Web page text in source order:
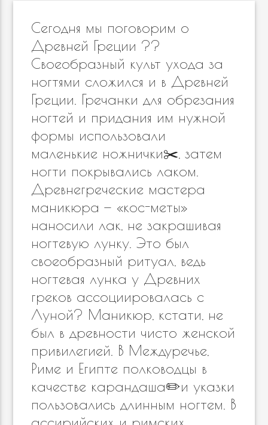
Сегодня мы поговорим о
Древней Греции ??
Своеобразный культ ухода за
ногтями сложился и в Древней
Греции. Гречанки для обрезания
ногтей и придания им нужной
формы использовали
маленькие ножнички✂️, затем
ногти покрывались лаком.
Древнегреческие мастера
маникюра — «кос-меты»
наносили лак, не закрашивая
ногтевую лунку. Это был
своеобразный ритуал, ведь
ногтевая лунка у Древних
греков ассоциировалась с
Луной? Маникюр, кстати, не
был в древности чисто женской
привилегией. В Междуречье,
Риме и Египте полководцы в
качестве карандаша✏️и указки
пользовались длинным ногтем. В